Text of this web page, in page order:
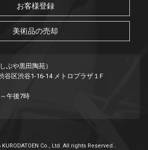
お客様登録
美術品の売却
ぶや黒田陶苑）
谷区渋谷1-16-14 メトロプラザ１F
午後7時
Co., Ltd. All rights Reserved..